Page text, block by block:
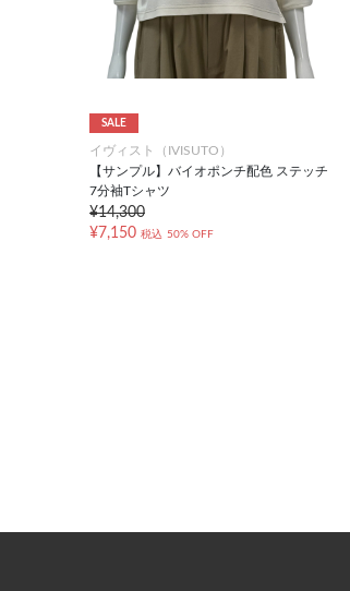
SALE
イヴィスト（IVISUTO）
【サンプル】バイオポンチ配色 ステッチ
7分袖Tシャツ
¥14,300
¥7,150 税込 50% OFF